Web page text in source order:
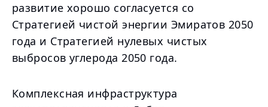
развитие хорошо согласуется со
Стратегией чистой энергии Эмиратов 2050
года и Стратегией нулевых чистых
выбросов углерода 2050 года.
Комплексная инфраструктура